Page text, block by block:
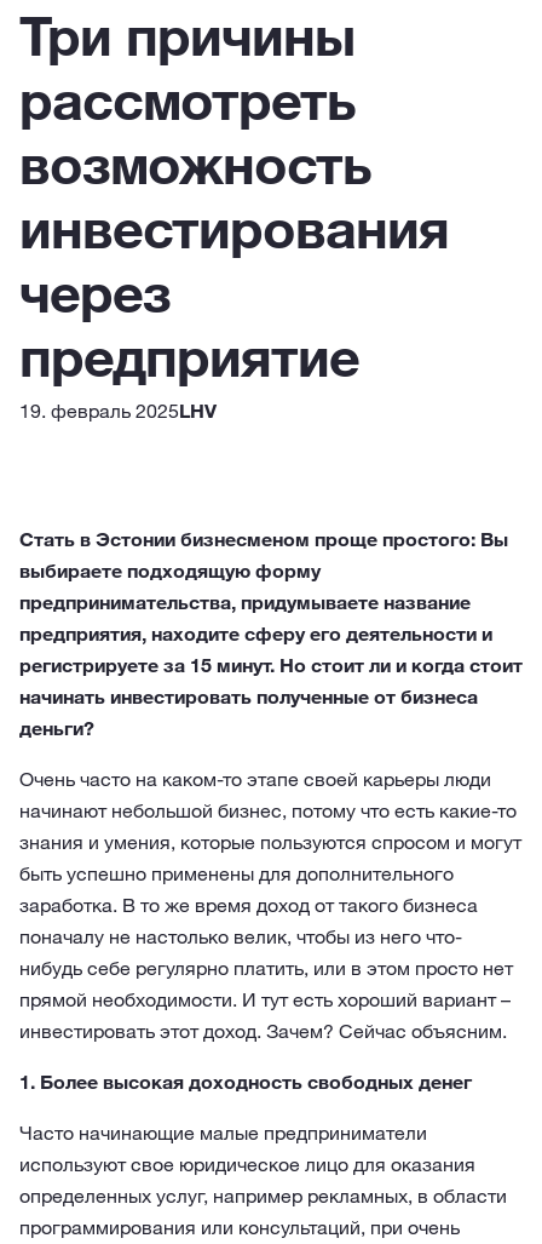
Три причины
рассмотреть
возможность
инвестирования
через
предприятие
19. февраль 2025LHV
Стать в Эстонии бизнесменом проще простого: Вы
выбираете подходящую форму
предпринимательства, придумываете название
предприятия, находите сферу его деятельности и
регистрируете за 15 минут. Но стоит ли и когда стоит
начинать инвестировать полученные от бизнеса
деньги?
Очень часто на каком-то этапе своей карьеры люди
начинают небольшой бизнес, потому что есть какие-то
знания и умения, которые пользуются спросом и могут
быть успешно применены для дополнительного
заработка. В то же время доход от такого бизнеса
поначалу не настолько велик, чтобы из него что-
нибудь себе регулярно платить, или в этом просто нет
прямой необходимости. И тут есть хороший вариант –
инвестировать этот доход. Зачем? Сейчас объясним.
1. Более высокая доходность свободных денег
Часто начинающие малые предприниматели
используют свое юридическое лицо для оказания
определенных услуг, например рекламных, в области
программирования или консультаций, при очень